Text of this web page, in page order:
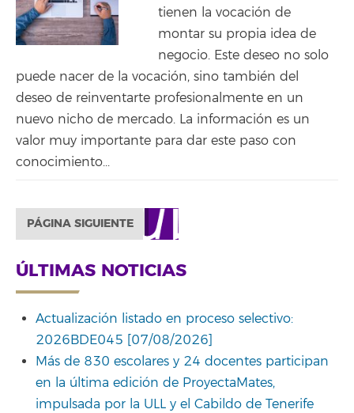
tienen la vocación de
montar su propia idea de
negocio. Este deseo no solo
puede nacer de la vocación, sino también del
deseo de reinventarte profesionalmente en un
nuevo nicho de mercado. La información es un
valor muy importante para dar este paso con
conocimiento...
PÁGINA SIGUIENTE
ÚLTIMAS NOTICIAS
Actualización listado en proceso selectivo:
2026BDE045 [07/08/2026]
Más de 830 escolares y 24 docentes participan
en la última edición de ProyectaMates,
impulsada por la ULL y el Cabildo de Tenerife